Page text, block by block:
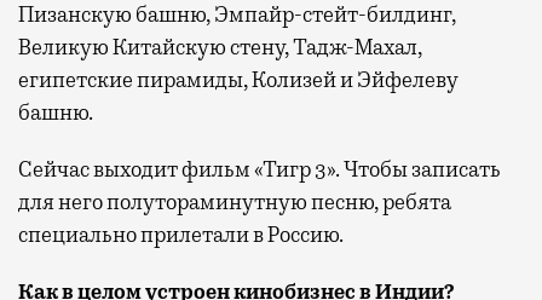
Пизанскую башню, Эмпайр-стейт-билдинг,
Великую Китайскую стену, Тадж-Махал,
египетские пирамиды, Колизей и Эйфелеву
башню.
Сейчас выходит фильм «Тигр 3». Чтобы записать
для него полутораминутную песню, ребята
специально прилетали в Россию.
Как в целом устроен кинобизнес в Индии?